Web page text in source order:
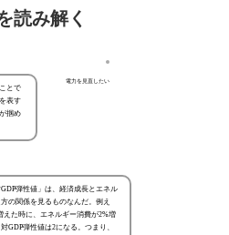
読み解く
電力を見直したい
とで
表す
掴め
弾性値」は、経済成長とエネル
の関係を見るものなんだ。例え
えた時に、エネルギー消費が2%増
GDP弾性値は2になる。つまり、